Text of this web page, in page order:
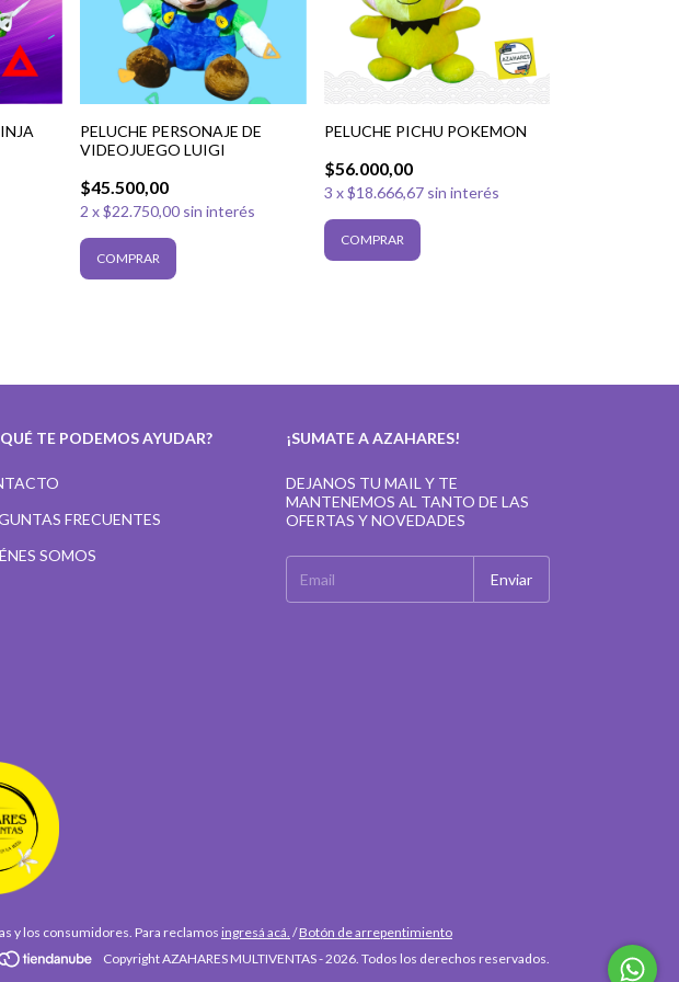
PELUCHE PERSONAJE DE
VIDEOJUEGO LUIGI
$45.500,00
2 x$22.750,00 sin interés
PELUCHE PICHU POKEMON
$56.000,00
3 x$18.666,67 sin interés
TE PODEMOS AYUDAR?
FRECUENTES
SOMOS
¡SUMATE A AZAHARES!
DEJANOS TU MAIL Y TE
MANTENEMOS AL TANTO DE LAS
OFERTAS Y NOVEDADES
y los consumidores. Para reclamos ingresá acá. / Botón de arrepentimiento
Copyright AZAHARES MULTIVENTAS - 2026. Todos los derechos reservados.